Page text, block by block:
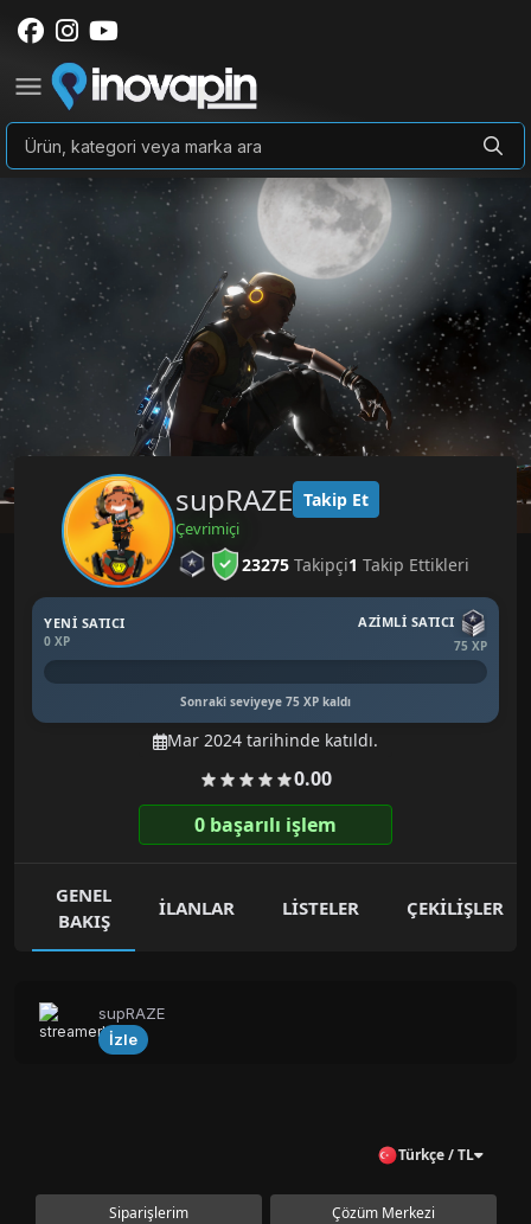
supRAZE Takip Et
Çevrimiçi
23275 Takipçi1 Takip Ettikleri
YENI SATICI
0 XP
AZIMLI SATICI
75 XP
0%
Sonraki seviyeye 75 XP kaldı
Mar 2024 tarihinde katıldı.
0.00
0 başarılı işlem
GENEL
BAKIŞ
İLANLAR LISTELER ÇEKILIŞLER
supRAZE
İzle
Türkçe / TL
Siparişlerim Çözüm Merkezi